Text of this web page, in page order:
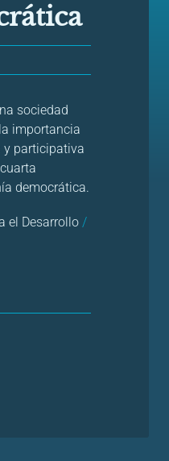
sociedad
importancia
y participativa
democrática.
el Desarrollo /